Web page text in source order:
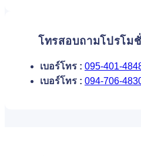
โทรสอบถามโปรโม
เบอร์โทร : 095-401-
เบอร์โทร : 094-706-